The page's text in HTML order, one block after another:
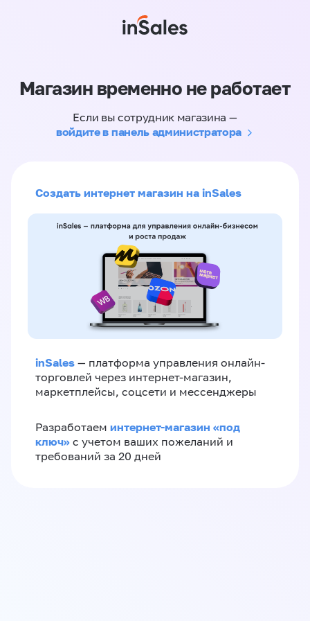
Магазин временно не работает
Если вы сотрудник магазина —
войдите в панель администратора
Создать интернет магазин на inSales
inSales — платформа управления онлайн-
торговлей через интернет-магазин,
маркетплейсы, соцсети и мессенджеры
Разработаем интернет-магазин «‎под
ключ»‎ с учетом ваших пожеланий и
требований за 20 дней